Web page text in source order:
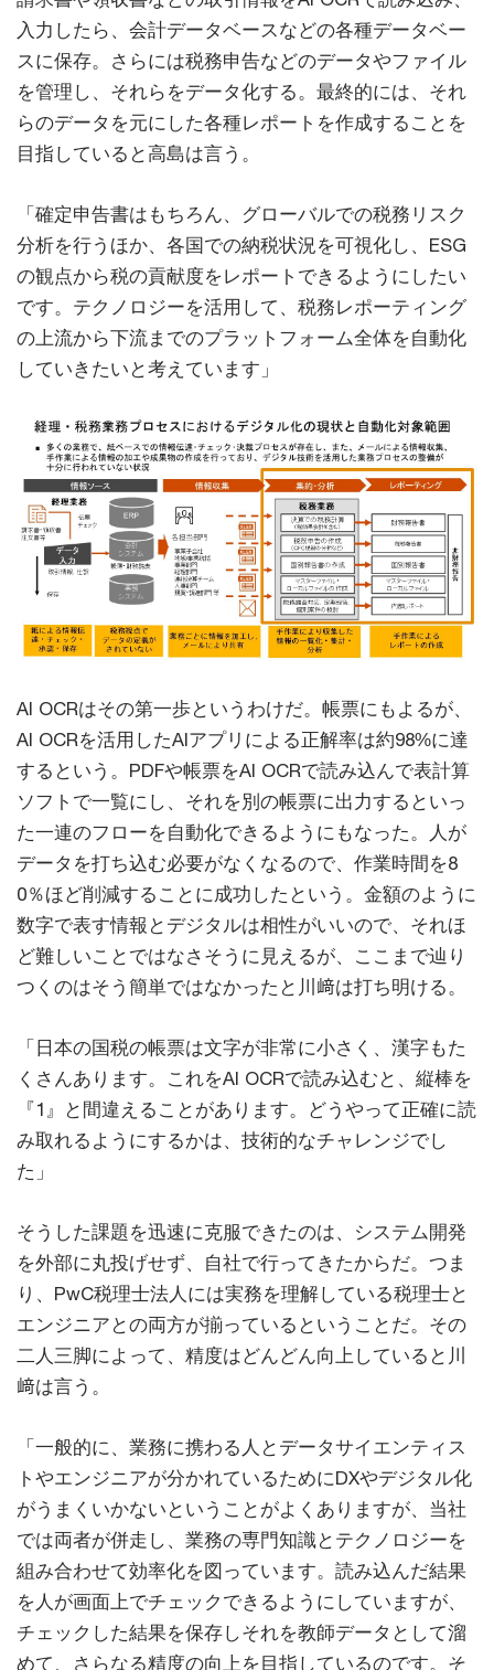
入力したら、会計データベースなどの各種データベー
スに保存。さらには税務申告などのデータやファイル
を管理し、それらをデータ化する。最終的には、それ
らのデータを元にした各種レポートを作成することを
目指していると高島は言う。
「確定申告書はもちろん、グローバルでの税務リスク
分析を行うほか、各国での納税状況を可視化し、ESG
の観点から税の貢献度をレポートできるようにしたい
です。テクノロジーを活用して、税務レポーティング
の上流から下流までのプラットフォーム全体を自動化
していきたいと考えています」
AI OCRはその第一歩というわけだ。帳票にもよるが、
AI OCRを活用したAIアプリによる正解率は約98%に達
するという。PDFや帳票をAI OCRで読み込んで表計算
ソフトで一覧にし、それを別の帳票に出力するといっ
た一連のフローを自動化できるようにもなった。人が
データを打ち込む必要がなくなるので、作業時間を8
0％ほど削減することに成功したという。金額のように
数字で表す情報とデジタルは相性がいいので、それほ
ど難しいことではなさそうに見えるが、ここまで辿り
つくのはそう簡単ではなかったと川﨑は打ち明ける。
「日本の国税の帳票は文字が非常に小さく、漢字もた
くさんあります。これをAI OCRで読み込むと、縦棒を
『1』と間違えることがあります。どうやって正確に読
み取れるようにするかは、技術的なチャレンジでし
た」
そうした課題を迅速に克服できたのは、システム開発
を外部に丸投げせず、自社で行ってきたからだ。つま
り、PwC税理士法人には実務を理解している税理士と
エンジニアとの両方が揃っているということだ。その
二人三脚によって、精度はどんどん向上していると川
﨑は言う。
「一般的に、業務に携わる人とデータサイエンティス
トやエンジニアが分かれているためにDXやデジタル化
がうまくいかないということがよくありますが、当社
では両者が併走し、業務の専門知識とテクノロジーを
組み合わせて効率化を図っています。読み込んだ結果
を人が画面上でチェックできるようにしていますが、
チェックした結果を保存しそれを教師データとして溜
めて、さらなる精度の向上を目指しているのです。そ